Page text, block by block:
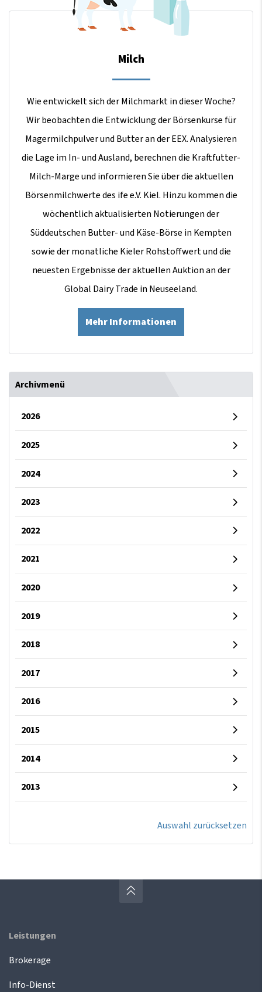
Milch
Wie entwickelt sich der Milchmarkt in dieser Woche?
Wir beobachten die Entwicklung der Börsenkurse für
Magermilchpulver und Butter an der EEX. Analysieren
die Lage im In- und Ausland, berechnen die Kraftfutter-
Milch-Marge und informieren Sie über die aktuellen
Börsenmilchwerte des ife e.V. Kiel. Hinzu kommen die
wöchentlich aktualisierten Notierungen der
Süddeutschen Butter- und Käse-Börse in Kempten
sowie der monatliche Kieler Rohstoffwert und die
neuesten Ergebnisse der aktuellen Auktion an der
Global Dairy Trade in Neuseeland.
Mehr Informationen
Archivmenü
2026
2025
2024
2023
2022
2021
2020
2019
2018
2017
2016
2015
2014
2013
Auswahl zurücksetzen
Leistungen
Brokerage
Info-Dienst